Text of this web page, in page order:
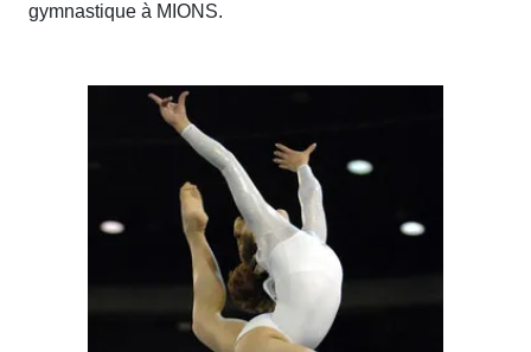
gymnastique à MIONS.